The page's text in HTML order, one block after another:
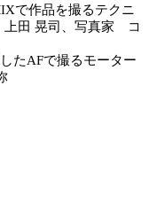
で作品を撮るテクニ
上田 晃司、写真家 コ
たAFで撮るモーター